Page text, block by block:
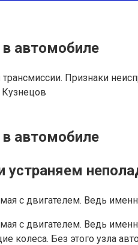
в автомобиле
Признаки
в автомобиле
устраняем
с двигателем. Ведь
с двигателем. Ведь
колеса. Без этого узла